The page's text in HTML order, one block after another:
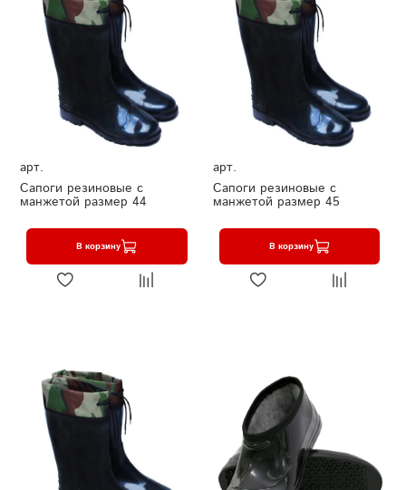
арт.
Сапоги резиновые с
манжетой размер 44
В корзину
арт.
Сапоги резиновые с
манжетой размер 45
В корзину